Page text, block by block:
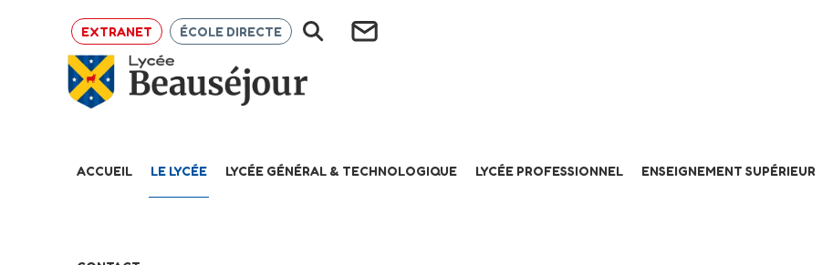
ACCUEIL LE LYCÉE LYCÉE GÉNÉRAL & TECHNOLOGIQUE LYCÉE PROFESSIONNEL ENSEIGNEMENT SUPÉRIEUR
EXTRANET ÉCOLE DIRECTE